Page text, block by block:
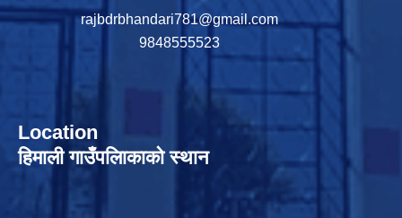
rajbdrbhandari781@gmail.com
9848555523
Location
हिमाली गाउँपलािकाको स्थान